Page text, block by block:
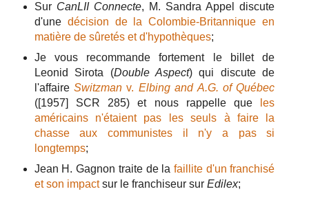
Sur CanLII Connecte, M. Sandra Appel discute
d'une décision de la Colombie-Britannique en
matière de sûretés et d'hypothèques;
Je vous recommande fortement le billet de
Leonid Sirota (Double Aspect) qui discute de
l'affaire Switzman v. Elbing and A.G. of Québec
([1957] SCR 285) et nous rappelle que
les
américains n'étaient pas les seuls à faire la
chasse aux communistes il n'y a pas si
longtemps;
Jean H. Gagnon traite de la faillite d'un franchisé
et son impactsur le franchiseur sur Edilex;